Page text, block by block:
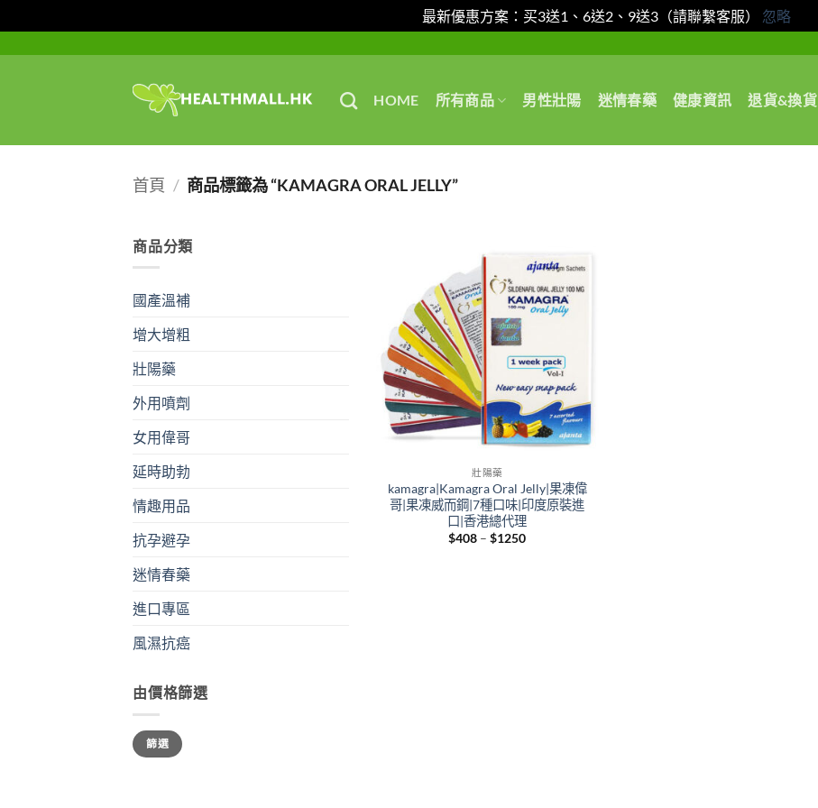
最新優惠方案：买3送1、6送2、9送3（請聯繫客服） 忽略
HOME 所有商品 男性壯陽 迷情春藥 健康資訊 退貨&換貨
首頁 / 商品標籤為 “KAMAGRA ORAL JELLY”
商品分類
國產溫補
增大增粗
壯陽藥
外用噴劑
女用偉哥
延時助勃
情趣用品
抗孕避孕
迷情春藥
進口專區
風濕抗癌
由價格篩選
最
低
價
最
高
價
篩選
+
壯陽藥
kamagra|Kamagra Oral Jelly|果凍偉
哥|果凍威而鋼|7種口味|印度原裝進
口|香港總代理
$408 – $1250Price